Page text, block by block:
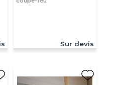
Sur devis